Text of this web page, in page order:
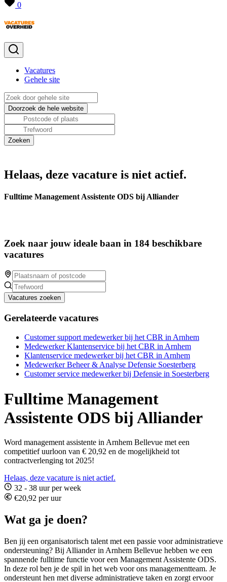
0
Vacatures
Gehele site
Helaas, deze vacature is niet actief.
Fulltime Management Assistente ODS bij Alliander
Zoek naar jouw ideale baan in 184 beschikbare
vacatures
Vacatures zoeken
Gerelateerde vacatures
Customer support medewerker bij het CBR in Arnhem
Medewerker Klantenservice bij het CBR in Arnhem
Klantenservice medewerker bij het CBR in Arnhem
Medewerker Beheer & Analyse Defensie Soesterberg
Customer service medewerker bij Defensie in Soesterberg
Fulltime Management
Assistente ODS bij Alliander
Word management assistente in Arnhem Bellevue met een
competitief uurloon van € 20,92 en de mogelijkheid tot
contractverlenging tot 2025!
Helaas, deze vacature is niet actief.
32 - 38 uur per week
€20,92 per uur
Wat ga je doen?
Ben jij een organisatorisch talent met een passie voor administratieve
ondersteuning? Bij Alliander in Arnhem Bellevue hebben we een
spannende fulltime functie voor een Management Assistente ODS.
In deze rol ben je de spil in het web voor ons managementteam. Je
ondersteunt hen met diverse administratieve taken en zorgt ervoor